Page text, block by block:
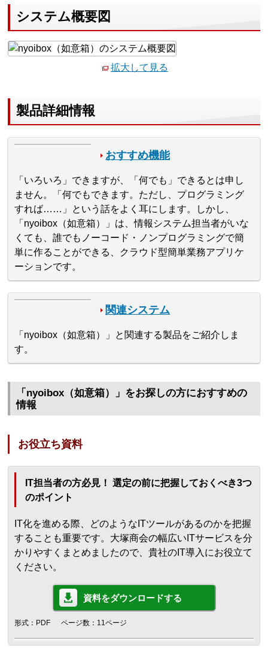
システム概要図
拡大して見る
製品詳細情報
おすすめ機能
「いろいろ」できますが、「何でも」できるとは申し
ません。「何でもできます。ただし、プログラミング
すれば……」という話をよく耳にします。しかし、
「nyoibox（如意箱）」は、情報システム担当者がいな
くても、誰でもノーコード・ノンプログラミングで簡
単に作ることができる、クラウド型簡単業務アプリケ
ーションです。
関連システム
「nyoibox（如意箱）」と関連する製品をご紹介しま
す。
「nyoibox（如意箱）」をお探しの方におすすめの
情報
お役立ち資料
IT担当者の方必見！ 選定の前に把握しておくべき3つ
のポイント
IT化を進める際、どのようなITツールがあるのかを把握
することも重要です。大塚商会の幅広いITサービスを分
かりやすくまとめましたので、貴社のIT導入にお役立て
ください。
資料をダウンロードする
形式：PDF ページ数：11ページ